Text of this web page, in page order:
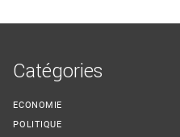
Catégories
ECONOMIE
POLITIQUE